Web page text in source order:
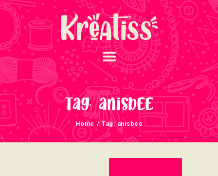
Tag: anisbee
Home Tag: anisbee
ACCUEIL
NOS UNIVERS
ARRIVAGES
ATELIERS ET
ÉVÈNEMENTS
INFOS ÉVÈNEMENTS